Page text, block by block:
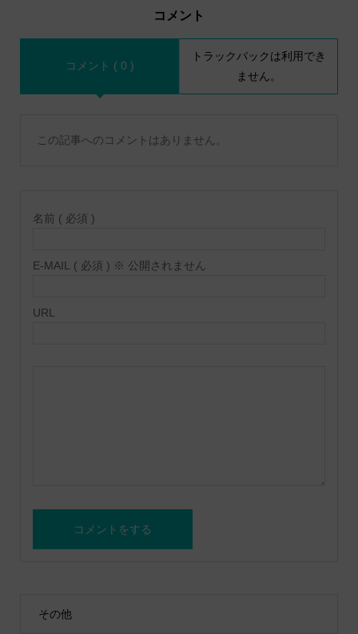
コメント
コメント ( 0 )
トラックバックは利用でき
ません。
この記事へのコメントはありません。
名前 ( 必須 )
E-MAIL ( 必須 ) ※ 公開されません
URL
その他